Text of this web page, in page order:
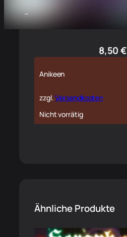
–
8,50€
Anikeen
zzgl.Versandkosten
Nicht vorrätig
Ähnliche Produkte